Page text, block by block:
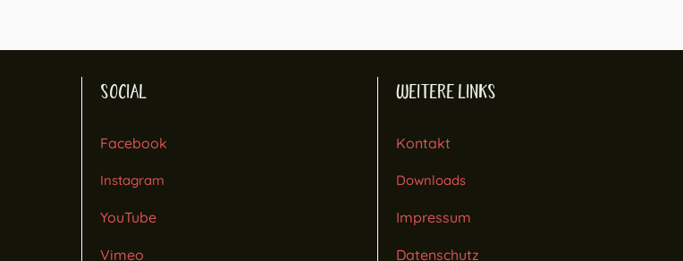
SOCIAL
Facebook
Instagram
YouTube
Vimeo
WEITERE LINKS
Kontakt
Downloads
Impressum
Datenschutz